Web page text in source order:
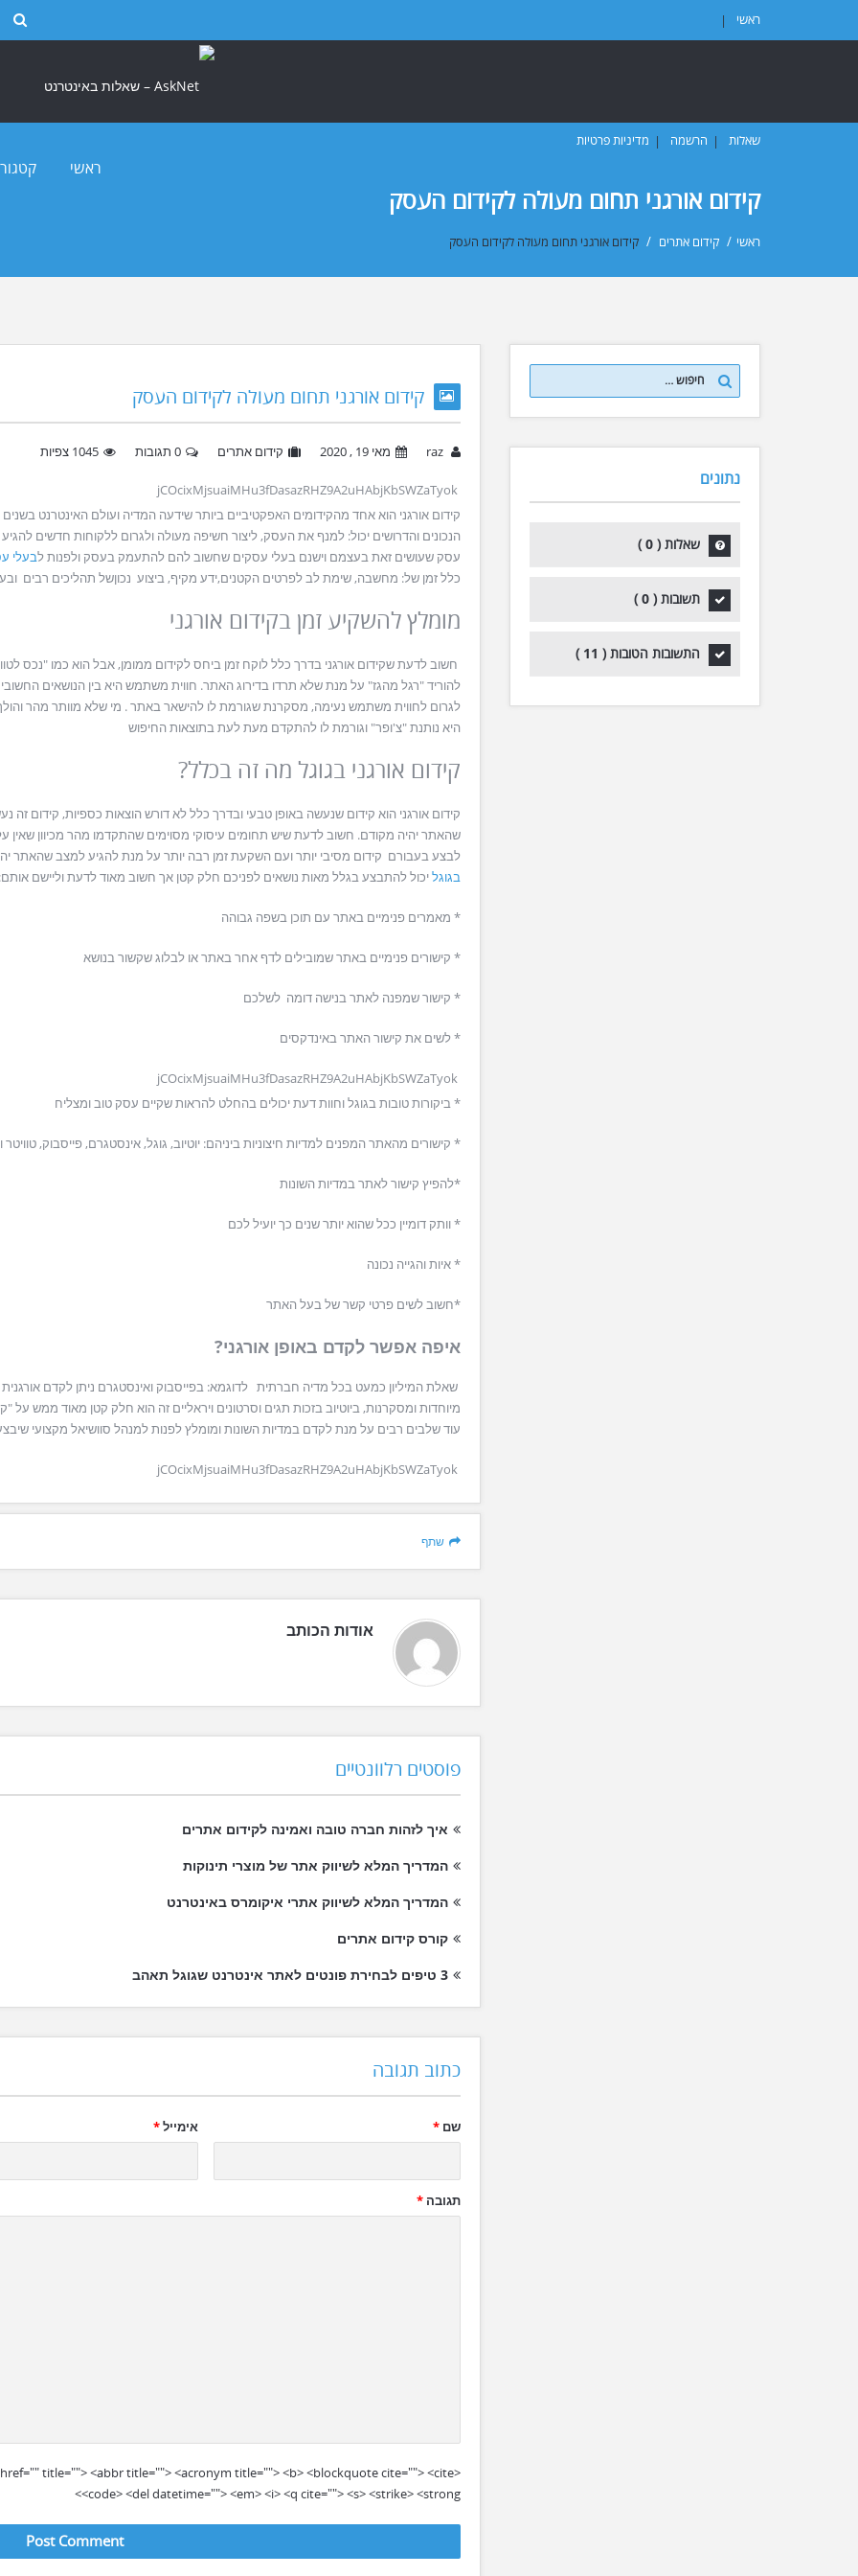
ראשי
שאלות הרשמה מדיניות פרטיות
ראשי
קידום אורגני תחום מעולה לקידום העסק
ראשי / קידום אתרים / קידום אורגני תחום מעולה לקידום העסק
קידום אורגני תחום מעולה לקידום העסק
raz מאי 19 , 2020 קידום אתרים 0 תגובות 1045 צפיות
jCOcixMjsuaiMHu3fDasazRHZ9A2uHAbjKbSWZaTyok
קידום אורגני הוא אחד מהקידומים האפקטיביים ביותר שידעה המדיה ועולם האינטרנט
הנכונים והדרושים יכול: למנף את העסק, ליצור חשיפה מעולה ולגרום ללקוחות חדשים
עסק שעושים זאת בעצמם וישנם בעלי עסקים שחשוב להם להתעמק בעסק ולפנות לבעלי
כלל זמן של: מחשבה, שימת לב לפרטים הקטנים,ידע מקיף, ביצוע נכוןשל תהליכים רבים
מומלץ להשקיע זמן בקידום אורגני
חשוב לדעת שקידום אורגני בדרך כלל לוקח זמן ביחס לקידום ממומן, אבל הוא כמו "נכס
להוריד "רגל מהגז" על מנת שלא תרדו בדירוג האתר. חווית משתמש היא בין הנושאים
לגרום לחווית משתמש נעימה, מסקרנת שגורמת לו להישאר באתר . מי שלא מוותר מהר
היא נותנת "צ'ופר" וגורמת לו להתקדם מעת לעת בתוצאות החיפוש
קידום אורגני בגוגל מה זה בכלל?
קידום אורגני הוא קידום שנעשה באופן טבעי ובדרך כלל לא דורש הוצאות כספיות, קידום
שהאתר יהיה מקודם. חשוב לדעת שיש תחומים עיסוקי מסוימים שהתקדמו מהר מכיוון
לבצע בעבורם קידום מסיבי יותר ועם השקעת זמן רבה יותר על מנת להגיע למצב שהאתר
בגוגליכול להתבצע בגלל מאות נושאים לפניכם חלק קטן אך חשוב מאוד לדעת וליישם
* מאמרים פנימיים באתר עם תוכן בשפה גבוהה
* קישורים פנימיים באתר שמובילים לדף אחר באתר או לבלוג שקשור בנושא
* קישור שמפנה לאתר בנישה דומה לשלכם
* לשים את קישור האתר באינדקסים
jCOcixMjsuaiMHu3fDasazRHZ9A2uHAbjKbSWZaTyok
* ביקורות טובות בגוגל וחוות דעת יכולים בהחלט להראות שקיים עסק טוב ומצליח
* קישורים מהאתר המפנים למדיות חיצוניות ביניהם: יוטיוב, גוגל, אינסטגרם, פייסבוק, טוויטר
*להפיץ קישור לאתר במדיות השונות
* וותק דומיין ככל שהוא יותר שנים כך יועיל לכם
* איות והגייה נכונה
*חשוב לשים פרטי קשר של בעל האתר
איפה אפשר לקדם באופן אורגני?
שאלת המיליון כמעט בכל מדיה חברתית לדוגמא: בפייסבוק ואינסטגרם ניתן לקדם אורגנית
מיוחדות ומסקרנות, ביוטיוב בזכות תגים וסרטונים ויראליים זה הוא חלק קטן מאוד ממש
עוד שלבים רבים על מנת לקדם במדיות השונות ומומלץ לפנות למנהל סוושיאל מקצועי
jCOcixMjsuaiMHu3fDasazRHZ9A2uHAbjKbSWZaTyok
שתף
אודות הכותב
פוסטים רלוונטיים
איך לזהות חברה טובה ואמינה לקידום אתרים
המדריך המלא לשיווק אתר של מוצרי תינוקות
המדריך המלא לשיווק אתרי איקומרס באינטרנט
קורס קידום אתרים
3 טיפים לבחירת פונטים לאתר אינטרנט שגוגל תאהב
כתוב תגובה
שם * אימייל*
תגובה *
title=""> <abbr title=""> <acronym title=""> <b> <blockquote cite=""> <cite>
<code> <del datetime=""> <em> <i> <q cite=""> <s> <strike> <strong>
נתונים
שאלות ( 0
)
תשובות ( 0
)
התשובות הטובות ( 11
)